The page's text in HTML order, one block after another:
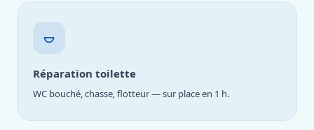
Réparation toilette
WC bouché, chasse, flotteur — sur place en 1 h.